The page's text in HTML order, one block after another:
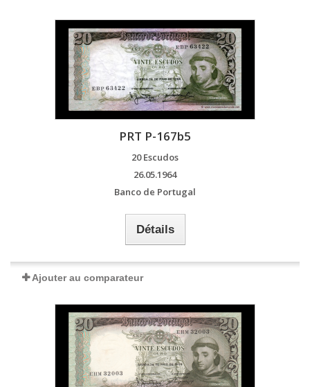
PRT P-167b5
20 Escudos
26.05.1964
Banco de Portugal
Détails
Ajouter au comparateur